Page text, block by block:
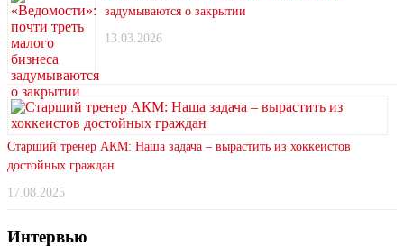
задумываются о закрытии
13.03.2026
Старший тренер АКМ: Наша задача – вырастить из хоккеистов
достойных граждан
17.08.2025
Интервью